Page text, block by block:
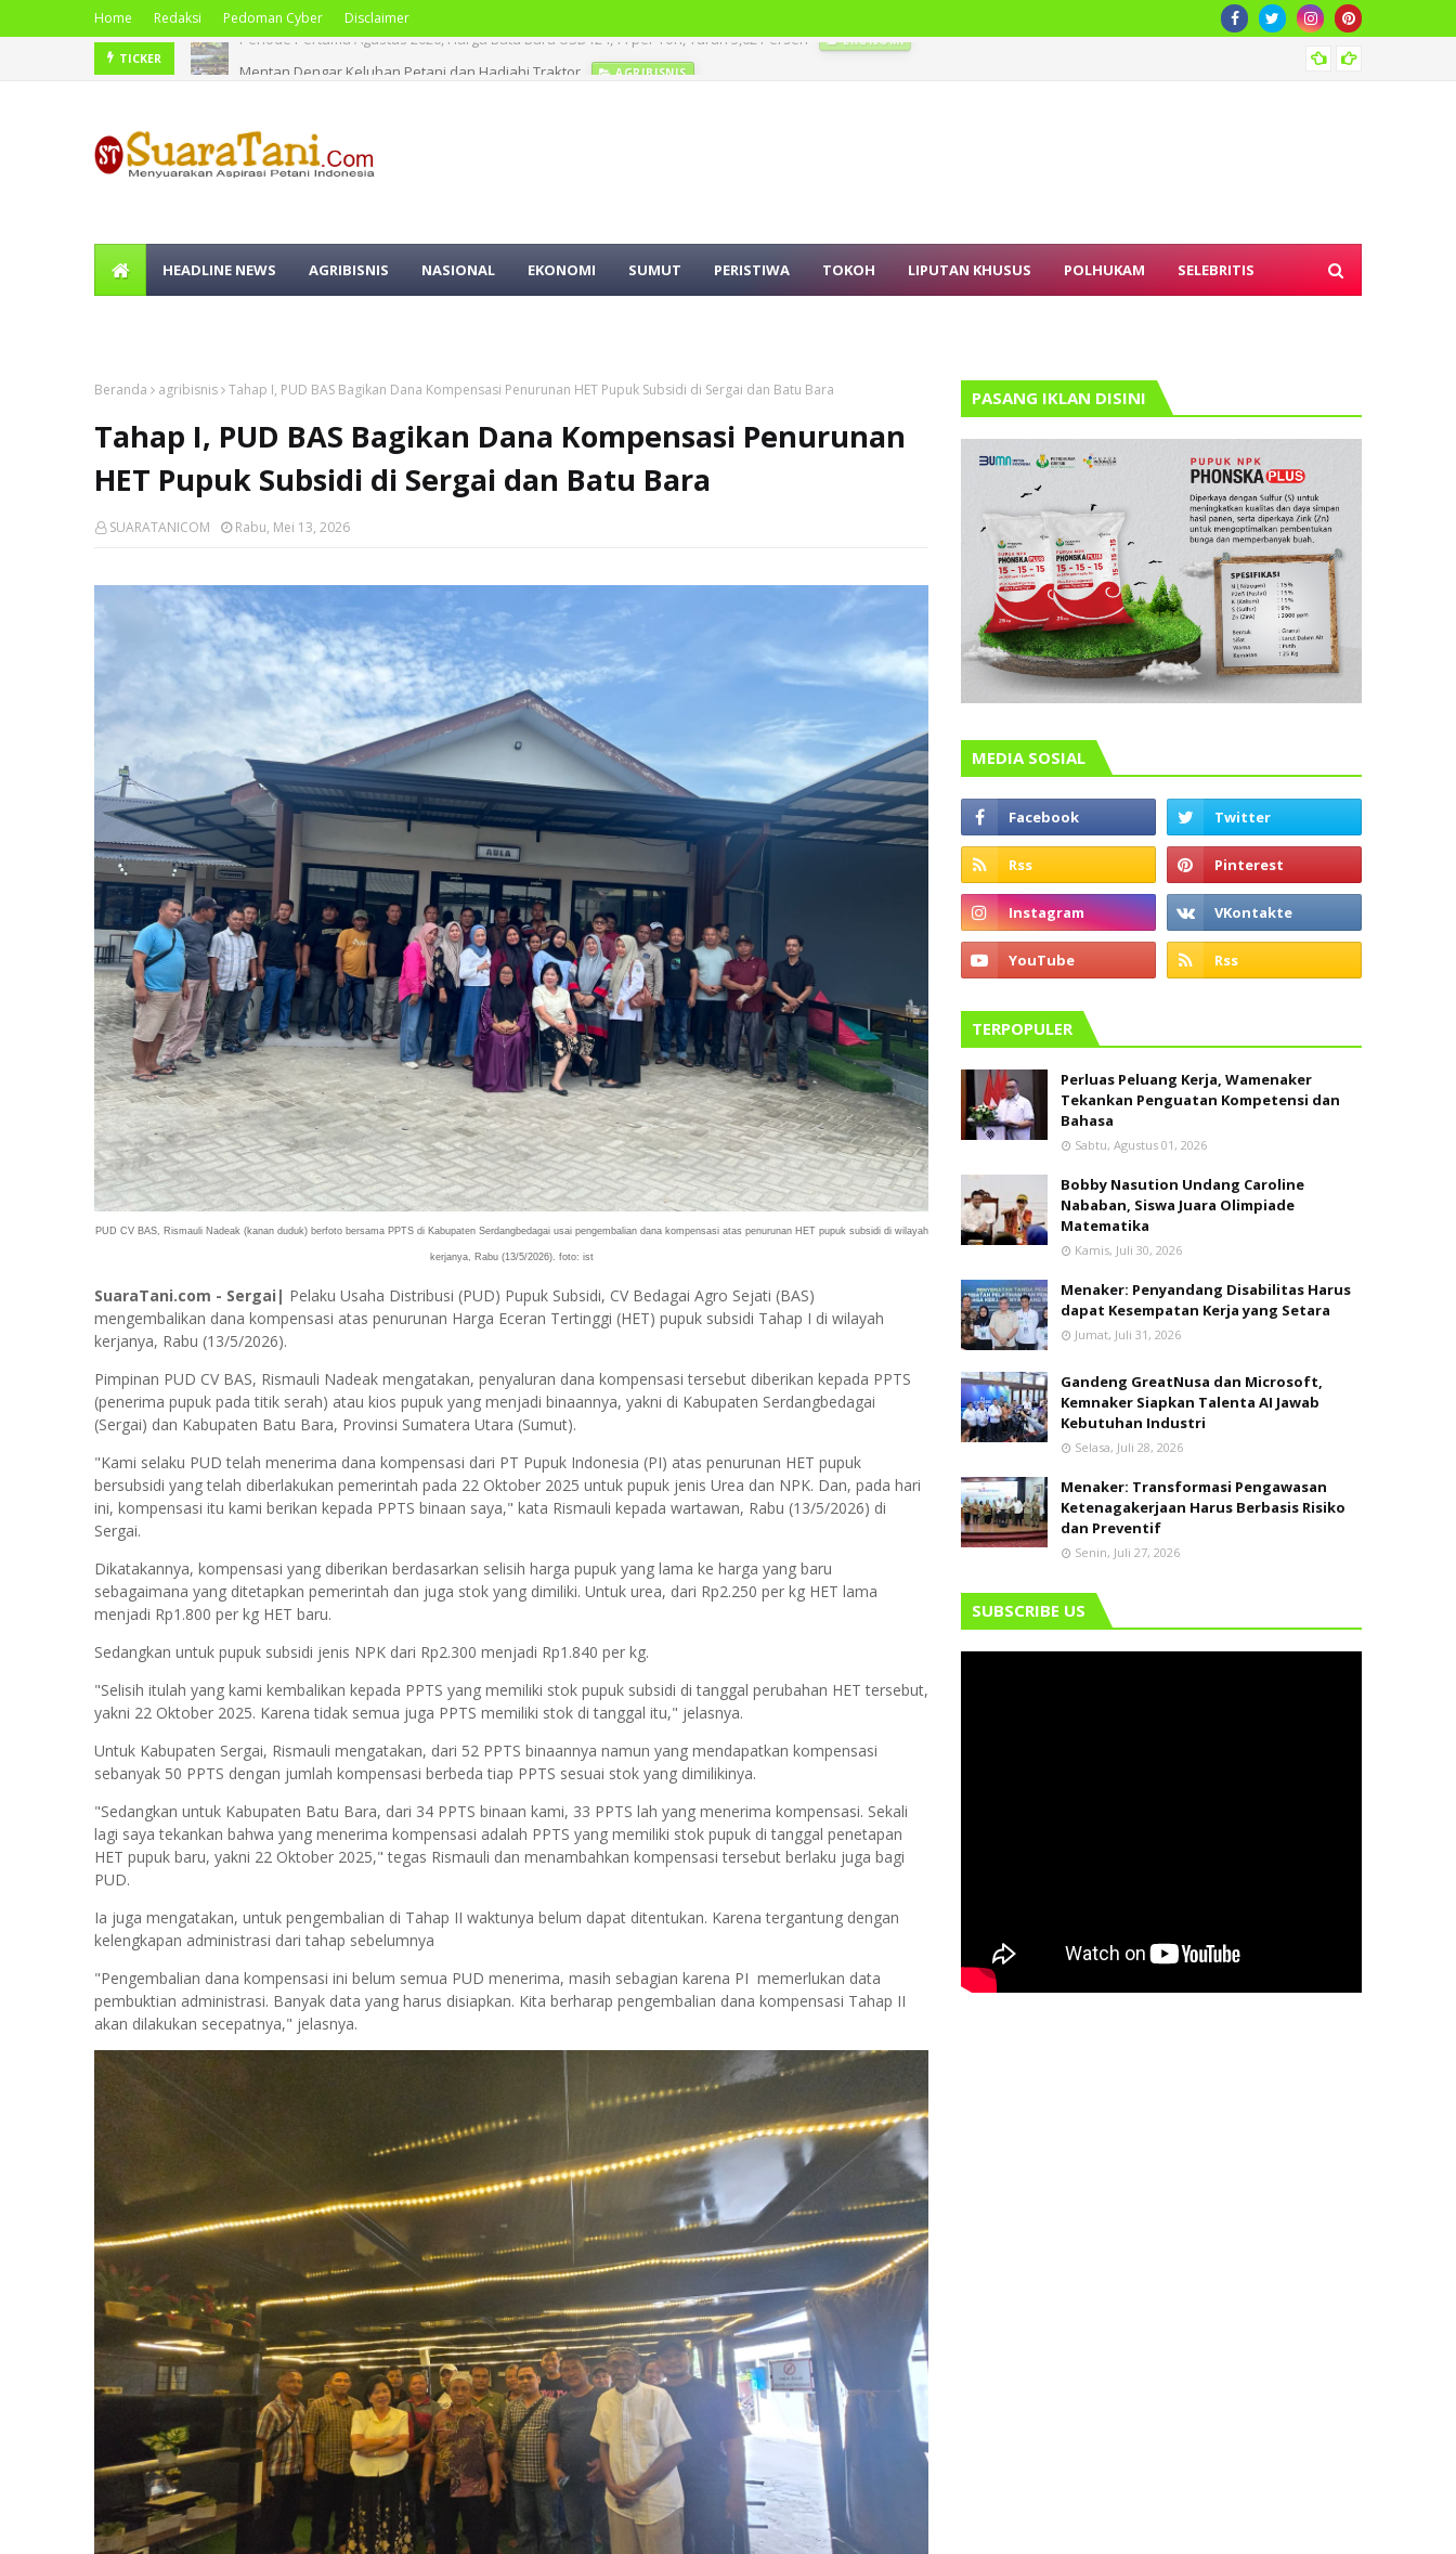
Home Redaksi Pedoman Cyber Disclaimer
TICKER AGRIBISNIS
HEADLINE NEWS AGRIBISNIS NASIONAL EKONOMI SUMUT PERISTIWA TOKOH LIPUTAN KHUSUS POLHUKAM SELEBRITIS
Beranda agribisnis Tahap I, PUD BAS Bagikan Dana Kompensasi Penurunan HET Pupuk Subsidi di Sergai dan Batu Bara
Tahap I, PUD BAS Bagikan Dana Kompensasi Penurunan
HET Pupuk Subsidi di Sergai dan Batu Bara
SUARATANICOM Rabu, Mei 13, 2026
PUD CV BAS, Rismauli Nadeak (kanan duduk) berfoto bersama PPTS di Kabupaten Serdangbedagai usai pengembalian dana kompensasi atas penurunan HET pupuk subsidi di wilayah
kerjanya, Rabu (13/5/2026). foto: ist
SuaraTani.com - Sergai| Pelaku Usaha Distribusi (PUD) Pupuk Subsidi, CV Bedagai Agro Sejati (BAS)
mengembalikan dana kompensasi atas penurunan Harga Eceran Tertinggi (HET) pupuk subsidi Tahap I di wilayah
kerjanya, Rabu (13/5/2026).
Pimpinan PUD CV BAS, Rismauli Nadeak mengatakan, penyaluran dana kompensasi tersebut diberikan kepada PPTS
(penerima pupuk pada titik serah) atau kios pupuk yang menjadi binaannya, yakni di Kabupaten Serdangbedagai
(Sergai) dan Kabupaten Batu Bara, Provinsi Sumatera Utara (Sumut).
"Kami selaku PUD telah menerima dana kompensasi dari PT Pupuk Indonesia (PI) atas penurunan HET pupuk
bersubsidi yang telah diberlakukan pemerintah pada 22 Oktober 2025 untuk pupuk jenis Urea dan NPK. Dan, pada hari
ini, kompensasi itu kami berikan kepada PPTS binaan saya," kata Rismauli kepada wartawan, Rabu (13/5/2026) di
Sergai.
Dikatakannya, kompensasi yang diberikan berdasarkan selisih harga pupuk yang lama ke harga yang baru
sebagaimana yang ditetapkan pemerintah dan juga stok yang dimiliki. Untuk urea, dari Rp2.250 per kg HET lama
menjadi Rp1.800 per kg HET baru.
Sedangkan untuk pupuk subsidi jenis NPK dari Rp2.300 menjadi Rp1.840 per kg.
"Selisih itulah yang kami kembalikan kepada PPTS yang memiliki stok pupuk subsidi di tanggal perubahan HET tersebut,
yakni 22 Oktober 2025. Karena tidak semua juga PPTS memiliki stok di tanggal itu," jelasnya.
Untuk Kabupaten Sergai, Rismauli mengatakan, dari 52 PPTS binaannya namun yang mendapatkan kompensasi
sebanyak 50 PPTS dengan jumlah kompensasi berbeda tiap PPTS sesuai stok yang dimilikinya.
"Sedangkan untuk Kabupaten Batu Bara, dari 34 PPTS binaan kami, 33 PPTS lah yang menerima kompensasi. Sekali
lagi saya tekankan bahwa yang menerima kompensasi adalah PPTS yang memiliki stok pupuk di tanggal penetapan
HET pupuk baru, yakni 22 Oktober 2025," tegas Rismauli dan menambahkan kompensasi tersebut berlaku juga bagi
PUD.
Ia juga mengatakan, untuk pengembalian di Tahap II waktunya belum dapat ditentukan. Karena tergantung dengan
kelengkapan administrasi dari tahap sebelumnya
"Pengembalian dana kompensasi ini belum semua PUD menerima, masih sebagian karena PI memerlukan data
pembuktian administrasi. Banyak data yang harus disiapkan. Kita berharap pengembalian dana kompensasi Tahap II
akan dilakukan secepatnya," jelasnya.
PASANG IKLAN DISINI
MEDIA SOSIAL
TERPOPULER
Perluas Peluang Kerja, Wamenaker
Tekankan Penguatan Kompetensi dan
Bahasa
Sabtu, Agustus 01, 2026
Bobby Nasution Undang Caroline
Nababan, Siswa Juara Olimpiade
Matematika
Kamis, Juli 30, 2026
Menaker: Penyandang Disabilitas Harus
dapat Kesempatan Kerja yang Setara
Jumat, Juli 31, 2026
Gandeng GreatNusa dan Microsoft,
Kemnaker Siapkan Talenta AI Jawab
Kebutuhan Industri
Selasa, Juli 28, 2026
Menaker: Transformasi Pengawasan
Ketenagakerjaan Harus Berbasis Risiko
dan Preventif
Senin, Juli 27, 2026
SUBSCRIBE US